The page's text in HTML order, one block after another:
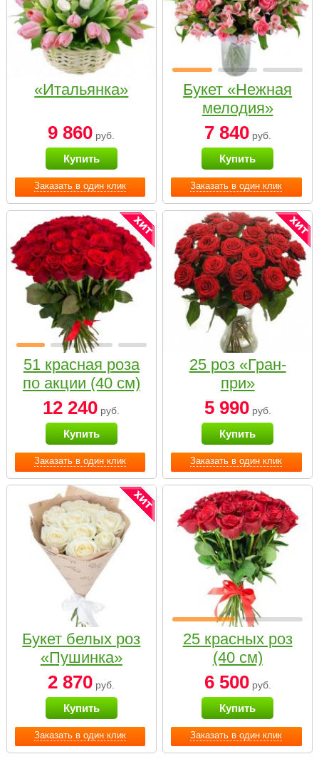
Заказать в один клик
«Итальянка»
9 860 руб.
Купить
Заказать в один клик
Букет «Нежная
мелодия»
7 840руб.
Купить
Заказать в один клик
51 красная роза
по акции (40 см)
12 240 руб.
Купить
Заказать в один клик
25 роз «Гран-
при»
5 990руб.
Купить
Заказать в один клик
Букет белых роз
«Пушинка»
2 870 руб.
Купить
Заказать в один клик
25 красных роз
(40 см)
6 500руб.
Купить